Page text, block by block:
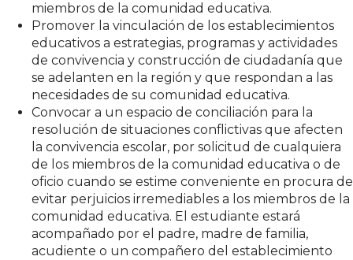
miembros de la comunidad educativa.
Promover la vinculación de los establecimientos
educativos a estrategias, programas y actividades
de convivencia y construcción de ciudadanía que
se adelanten en la región y que respondan a las
necesidades de su comunidad educativa.
Convocar a un espacio de conciliación para la
resolución de situaciones conflictivas que afecten
la convivencia escolar, por solicitud de cualquiera
de los miembros de la comunidad educativa o de
oficio cuando se estime conveniente en procura de
evitar perjuicios irremediables a los miembros de la
comunidad educativa. El estudiante estará
acompañado por el padre, madre de familia,
acudiente o un compañero del establecimiento